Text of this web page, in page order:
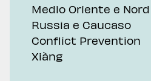
Medio Oriente e
Russia e Caucaso
Conflict Prevention
Xiàng